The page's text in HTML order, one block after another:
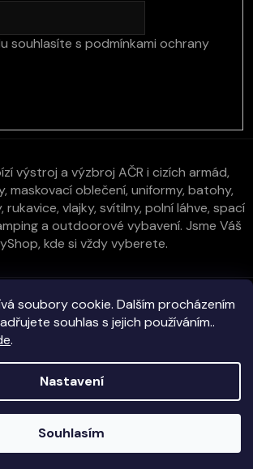
soubory cookie. Dalším procházením
souhlas s jejich používáním..
.
Nastavení
Souhlasím
skladem na prodejně i e-shopu!
vyřizujeme obratem!
souhlasíte s podmínkami ochrany
výstroj a výzbroj AČR i cizích armád,
maskovací oblečení, uniformy, batohy,
rukavice, vlajky, svítilny, polní láhve, spací
a outdoorové vybavení. Jsme Váš
kde si vždy vyberete.
E-ArmyShop.cz . Všechna práva vyhrazena.